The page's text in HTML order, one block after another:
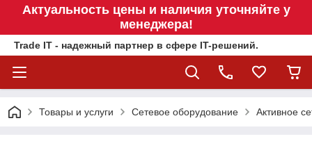
Актуальность цены и наличия уточняйте у
менеджера!
Trade IT - надежный партнер в сфере IT-решений.
Товары и услуги Сетевое оборудование Активное